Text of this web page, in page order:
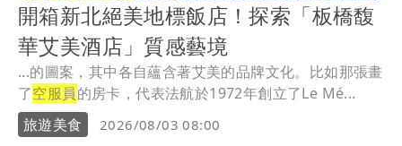
開箱新北絕美地標飯店！探索「板橋馥
華艾美酒店」質感藝境
...的圖案，其中各自蘊含著艾美的品牌文化。比如那張畫
了空服員的房卡，代表法航於1972年創立了Le Mé...
旅遊美食
2026/08/03 08:00